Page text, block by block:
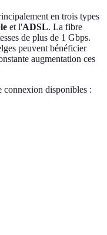
en trois types
et l'ADSL. La fibre
de plus de 1 Gbps.
peuvent bénéficier
augmentation ces
connexion disponibles :